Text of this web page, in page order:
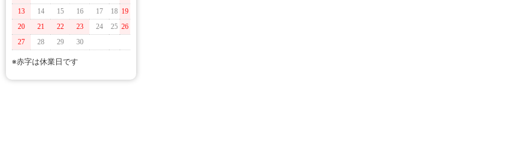
13
14 15 16 17 18 19
20
21 22 23 24 25 26
27
28 29 30
※赤字は休業日です